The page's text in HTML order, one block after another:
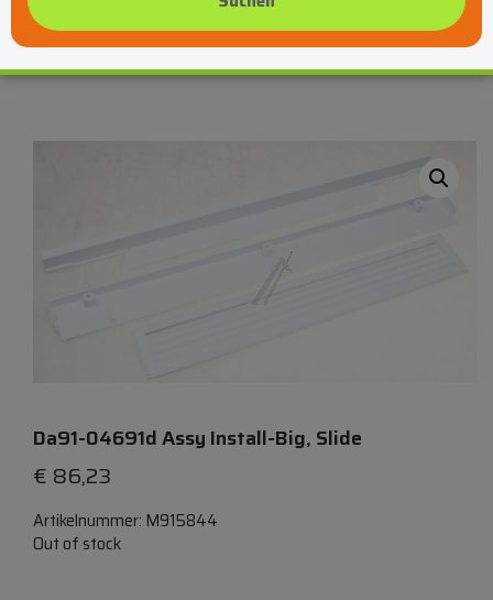
Da91-04691d Assy Install-Big, Slide
€ 86,23
Artikelnummer: M915844
Out of stock